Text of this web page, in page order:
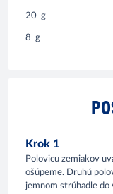
20 g
8 g
Krok 1
Polovicu zemiakov
ošúpeme. Druhú
jemnom strúhadle do